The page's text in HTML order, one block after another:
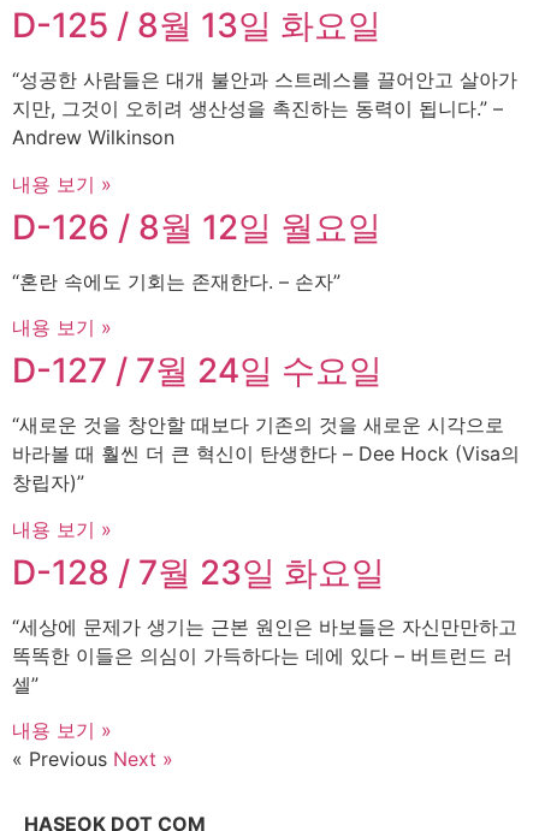
D-125 / 8월 13일 화요일
“성공한 사람들은 대개 불안과 스트레스를 끌어안고 살아가
지만, 그것이 오히려 생산성을 촉진하는 동력이 됩니다.” –
Andrew Wilkinson
내용 보기 »
D-126 / 8월 12일 월요일
“혼란 속에도 기회는 존재한다. – 손자”
내용 보기 »
D-127 / 7월 24일 수요일
“새로운 것을 창안할 때보다 기존의 것을 새로운 시각으로
바라볼 때 훨씬 더 큰 혁신이 탄생한다 – Dee Hock (Visa의
창립자)”
내용 보기 »
D-128 / 7월 23일 화요일
“세상에 문제가 생기는 근본 원인은 바보들은 자신만만하고
똑똑한 이들은 의심이 가득하다는 데에 있다 – 버트런드 러
셀”
내용 보기 »
« Previous Next »
HASEOK DOT COM